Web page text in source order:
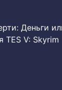
Деньги
TES V: Skyrim